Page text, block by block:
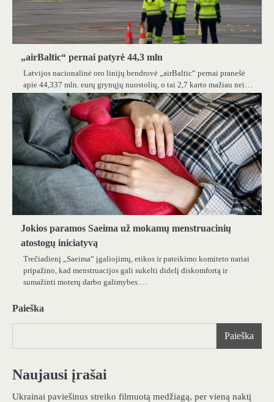
„airBaltic“ pernai patyrė 44,3 mln
Latvijos nacionalinė oro linijų bendrovė „airBaltic“ pernai pranešė
apie 44,337 mln. eurų grynųjų nuostolių, o tai 2,7 karto mažiau nei…
Jokios paramos Saeima už mokamų menstruacinių
atostogų iniciatyvą
Trečiadienį „Saeima“ įgaliojimų, etikos ir pateikimo komiteto nariai
pripažino, kad menstruacijos gali sukelti didelį diskomfortą ir
sumažinti moterų darbo galimybes.…
Paieška
Paieška
Naujausi įrašai
Ukrainai paviešinus streiko filmuotą medžiagą, per vieną naktį